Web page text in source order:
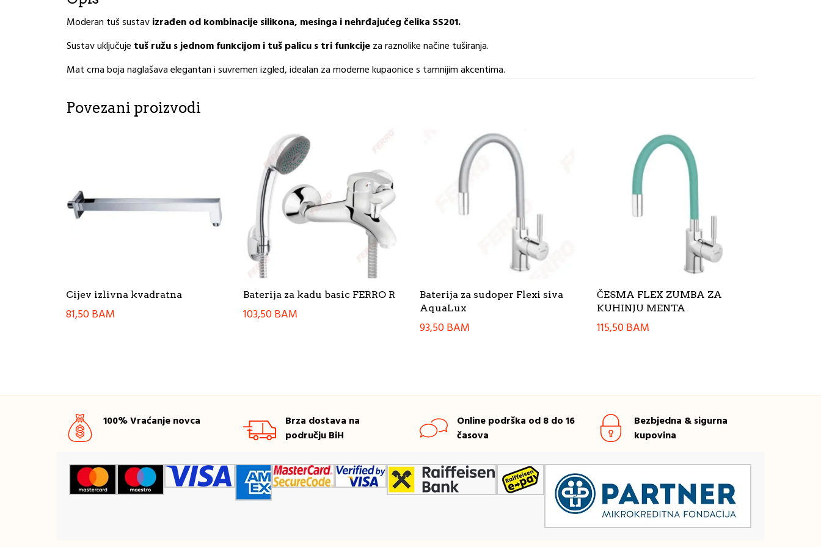
Moderan tuš sustavizrađen od kombinacije silikona, mesinga i nehrđajućeg čelika SS201.
Sustav uključuje tuš ružu s jednom funkcijom i tuš palicu s tri funkcijeza raznolike načine tuširanja.
Mat crna boja naglašava elegantan i suvremen izgled, idealan za moderne kupaonice s tamnijim akcentima.
Povezani proizvodi
Cijev izlivna kvadratna
81,50BAM
Baterija za kadu basic FERRO R
103,50BAM
Baterija za sudoper Flexi siva
AquaLux
93,50BAM
ČESMA FLEX ZUMBA ZA
KUHINJU MENTA
115,50BAM
100% Vraćanje novca
Brza dostava na
području BiH
Online podrška od 8 do 16
časova
Bezbjedna & sigurna
kupovina